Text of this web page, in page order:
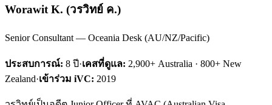
Worawit K. (วรวิทย์ ค.)
Senior Consultant — Oceania Desk (AU/NZ/Pacific)
ประสบการณ์: 8 ปี·เคสที่ดูแล: 2,900+ Australia · 800+ New
Zealand·เข้าร่วม iVC: 2019